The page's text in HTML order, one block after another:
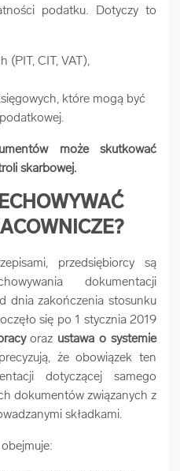
podatku. Dotyczy to
(PIT, CIT, VAT),
które mogą być
może skutkować
skarbowej.
przedsiębiorcy są
dokumentacji
dnia zakończenia stosunku
się po 1 stycznia 2019
oraz ustawa o systemie
precyzują, że obowiązek ten
dotyczącej samego
dokumentów związanych z
składkami.